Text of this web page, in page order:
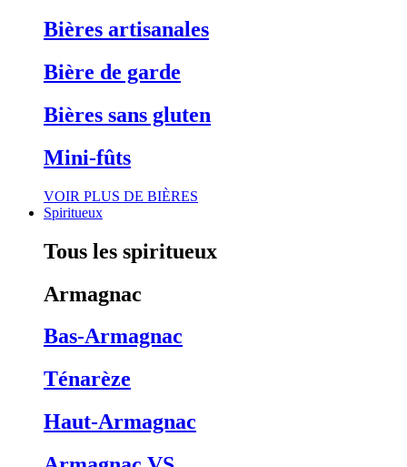
Bières artisanales
Bière de garde
Bières sans gluten
Mini-fûts
VOIR PLUS DE BIÈRES
Spiritueux
Tous les spiritueux
Armagnac
Bas-Armagnac
Ténarèze
Haut-Armagnac